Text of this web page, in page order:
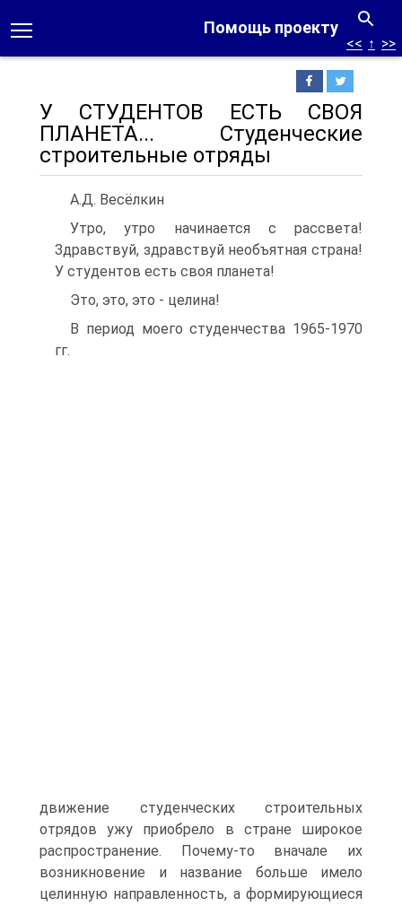
Помощь проекту
<< ↑ >>
У СТУДЕНТОВ ЕСТЬ СВОЯ
ПЛАНЕТА... Студенческие
строительные отряды
А.Д. Весёлкин
Утро, утро начинается с рассвета!
Здравствуй, здравствуй необъятная страна!
У студентов есть своя планета!
Это, это, это - целина!
В период моего студенчества 1965-1970
гг.
движение студенческих строительных
отрядов ужу приобрело в стране широкое
распространение. Почему-то вначале их
возникновение и название больше имело
целинную направленность, а формирующиеся